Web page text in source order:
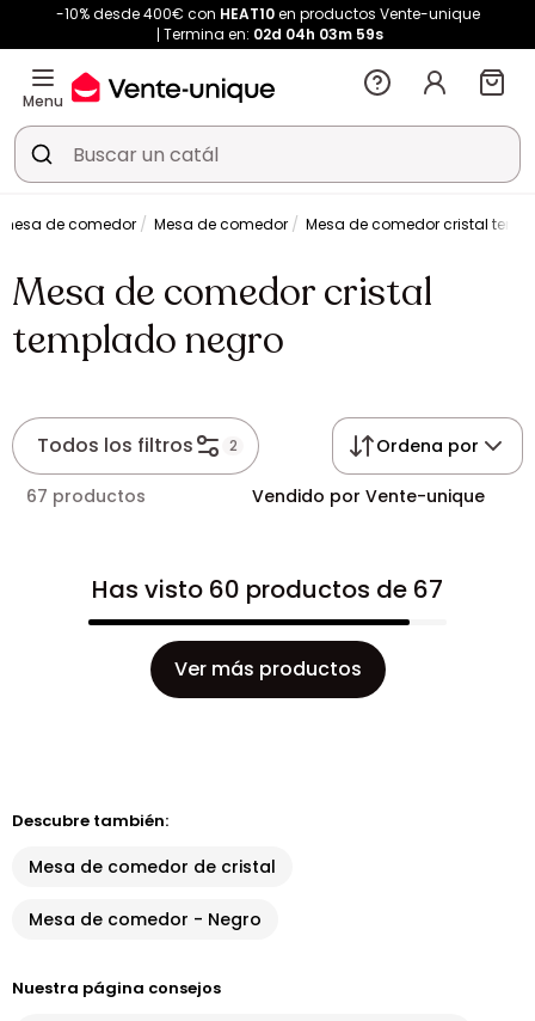
-10% desde 400€ con HEAT10en productos Vente-unique
Termina en: 02d 04h 03m 59s
Menu
de comedor Mesa de comedor Mesa de comedor cristal
Mesa de comedor cristal
templado negro
Todos los filtros 2 Ordena por
67 productos Vendido por Vente-unique
Has visto 60 productos de 67
Ver más productos
Descubre también:
Mesa de comedor de cristal
Mesa de comedor - Negro
Nuestra página consejos